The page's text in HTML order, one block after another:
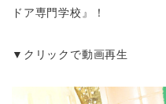
ドア専門学校』！
▼クリックで動画再生